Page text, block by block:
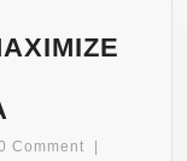
DE
Comment